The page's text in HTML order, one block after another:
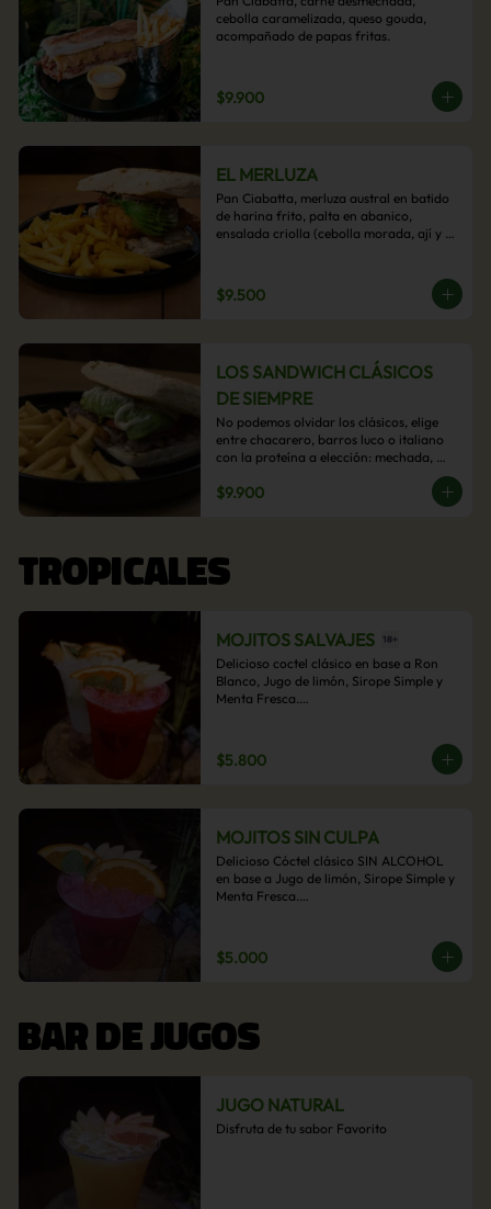
cebolla caramelizada, queso gouda,
acompañado de papas fritas.
$9.900
EL MERLUZA
Pan Ciabatta, merluza austral en batido
de harina frito, palta en abanico,
ensalada criolla (cebolla morada, ají y
$9.500
LOS SANDWICH CLÁSICOS
DE SIEMPRE
No podemos olvidar los clásicos, elige
entre chacarero, barros luco o italiano
con la proteína a elección: mechada,
acompañamiento de papas fritas.
$9.900
TROPICALES
MOJITOS SALVAJES
Delicioso coctel clásico en base a Ron
Blanco, Jugo de limón, Sirope Simple y
Menta Fresca.
$5.800
MOJITOS SIN CULPA
Delicioso Cóctel clásico SIN ALCOHOL
en base a Jugo de limón, Sirope Simple y
Menta Fresca.
$5.000
BAR DE JUGOS
JUGO NATURAL
Disfruta de tu sabor Favorito